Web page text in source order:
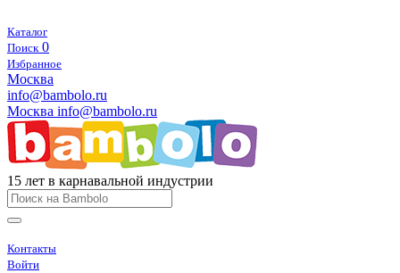
Каталог
Поиск 0
Избранное
Москва
info@bambolo.ru
Москва info@bambolo.ru
15 лет в карнавальной индустрии
Контакты
Войти